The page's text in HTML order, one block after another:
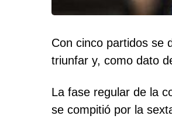
Con cinco partidos se
triunfar y, como dato
La fase regular de la
se compitió por la